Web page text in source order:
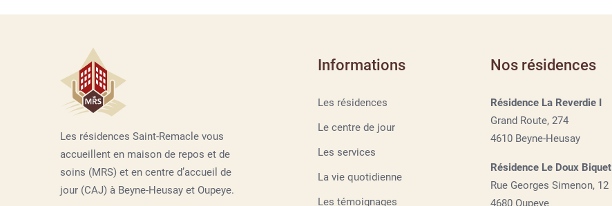
Les résidences Saint-Remacle vous
accueillent en maison de repos et de
soins (MRS) et en centre d’accueil de
jour (CAJ) à Beyne-Heusay et Oupeye.
Informations
Les résidences
Le centre de jour
Les services
La vie quotidienne
Les témoignages
Nos résidences
Résidence La Reverdie I
Grand Route, 274
4610 Beyne-Heusay
Résidence Le Doux Biquet
Rue Georges Simenon, 12
4680 Oupeye